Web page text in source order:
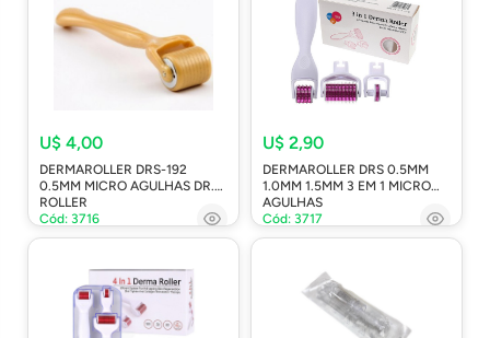
U$ 4,00
DERMAROLLER DRS-192
0.5MM MICRO AGULHAS DR.
ROLLER
Cód: 3716
U$ 2,90
DERMAROLLER DRS 0.5MM
1.0MM 1.5MM 3 EM 1 MICRO
AGULHAS
Cód: 3717